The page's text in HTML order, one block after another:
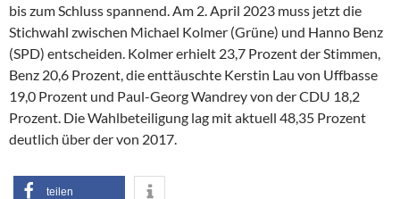
bis zum Schluss spannend. Am 2. April 2023 muss jetzt die
Stichwahl zwischen Michael Kolmer (Grüne) und Hanno Benz
(SPD) entscheiden. Kolmer erhielt 23,7 Prozent der Stimmen,
Benz 20,6 Prozent, die enttäuschte Kerstin Lau von Uffbasse
19,0 Prozent und Paul-Georg Wandrey von der CDU 18,2
Prozent. Die Wahlbeteiligung lag mit aktuell 48,35 Prozent
deutlich über der von 2017.
teilen